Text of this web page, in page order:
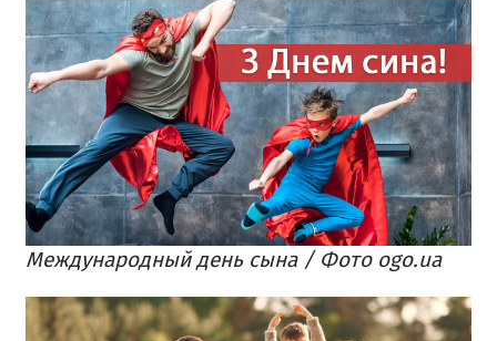
Международный день сына / Фото ogo.ua